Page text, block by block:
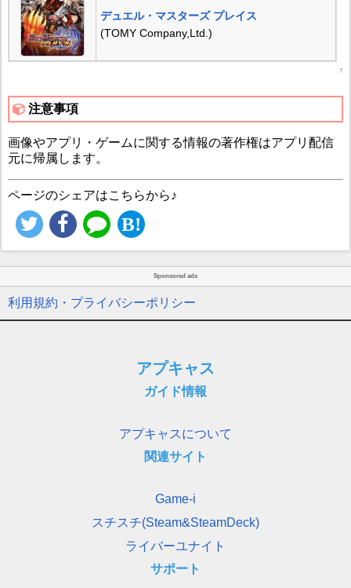
デュエル・マスターズ プレイス
(TOMY Company,Ltd.)
↑
注意事項
画像やアプリ・ゲームに関する情報の著作権はアプリ配信
元に帰属します。
ページのシェアはこちらから♪
Sponsored ads
利用規約・プライバシーポリシー
アプキャス
ガイド情報
アプキャスについて
関連サイト
Game-i
スチスチ(Steam&SteamDeck)
ライバーユナイト
サポート